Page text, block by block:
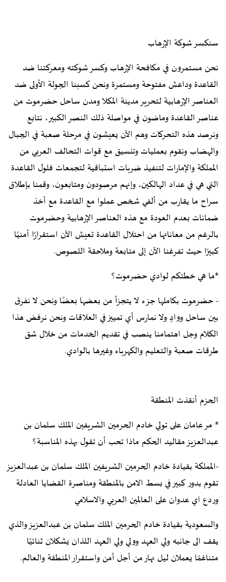
سنكسر شوكة الإرهاب
نحن مستمرون في مكافحة الإرهاب وكسر شوكته ومعركتنا ضد
القاعدة وداعش مفتوحة ومستمرة ونحن كسبنا الجولة الأولى ضد
العناصر الإرهابية لتحرير مدينة المكلا ومدن ساحل حضرموت من
عناصر القاعدة وماضون في مواصلة ذلك النصر الكبير، نتابع
ونرصد هذه التحركات وهم الآن يعيشون في مرحلة صعبة في الجبال
والهضاب ونقوم بعمليات وتنسيق مع قوات التحالف العربي من
المملكة والإمارات لتنفيذ ضربات استباقية لتجمعات فلول القاعدة
التي هي في عداد الهالكين، وإنهم مرصودون ومتابعون، وقمنا بإطلاق
سراح ما يقارب من ألفي شخص عملوا مع القاعدة مع أخذ
ضمانات بعدم العودة مع هذه العناصر الإرهابية وحضرموت
بالرغم من معاناتها من احتلال القاعدة تعيش الآن استقرارًا أمنيًا
كبيرًا حيث تفرغنا الآن إلى متابعة وملاحقة اللصوص.
*ما هي خطتكم لوادي حضرموت؟
- حضرموت بكاملها جزء لا يتجزأ من بعضها بعضًا ونحن لا نفرق
بين ساحل ووادٍ ولا نمارس أي تمييز في العلاقات ونحن نرفض هذا
الكلام وجل اهتمامنا ينصب في تقديم الخدمات من خلال شق
طرقات صعبة والتعليم والكهرباء وغيرها بالوادي.
الحزم أنقذت المنطقة
* مر عامان على تولي خادم الحرمين الشريفين الملك سلمان بن
عبدالعزيز مقاليد الحكم ماذا تحب أن تقول بهذه المناسبة؟
-المملكة بقيادة خادم الحرمين الشريفين الملك سلمان بن عبدالعزيز
تقوم بدور كبير في بسط الامن بالمنطقة ومناصرة القضايا العادلة
وردع اي عدوان على العالمين العربي والاسلامي
والسعودية بقيادة خادم الحرمين الملك سلمان بن عبدالعزيز والذي
يقف الى جانبه ولي العهد وولي ولي العهد اللذان يشكلان ثنائيًا
متناغمًا يعملان ليل نهار من أجل أمن واستقرار المنطقة والعالم.